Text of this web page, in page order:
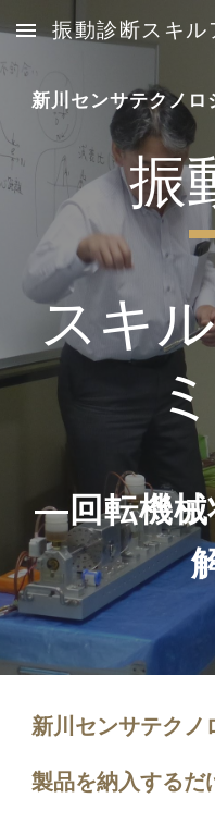
Skip to main content
振動診断スキル
新川センサテクノロ
振
スキ
―回転機械
新川センサテクノ
製品を納入するだ